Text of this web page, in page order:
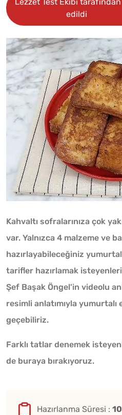
edildi
Kahvaltı sofralarınıza çok
var. Yalnızca 4 malzeme ve
hazırlayabileceğiniz
tarifler hazırlamak
Şef Başak Öngel'in videolu
resimli anlatımıyla
geçebiliriz.
Farklı tatlar denemek
de buraya bırakıyoruz.
Hazırlanma Süresi :